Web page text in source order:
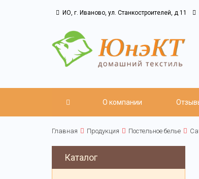
ИО, г. Иваново, ул. Станкостроителей, д 11
О компании
Главная Продукция Постельное белье
Каталог